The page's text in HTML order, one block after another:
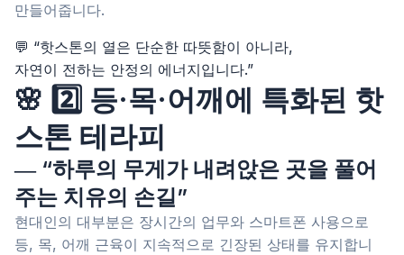
만들어줍니다.
💬 “핫스톤의 열은 단순한 따뜻함이 아니라,
자연이 전하는 안정의 에너지입니다.”
🌸 2️⃣ 등·목·어깨에 특화된 핫
스톤 테라피
― “하루의 무게가 내려앉은 곳을 풀어
주는 치유의 손길”
현대인의 대부분은 장시간의 업무와 스마트폰 사용으로
등, 목, 어깨 근육이 지속적으로 긴장된 상태를 유지합니